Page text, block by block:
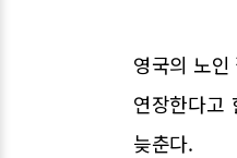
영국의 노
연장한다고
늦춘다.